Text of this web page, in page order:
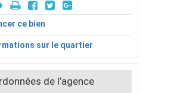
ce bien
sur le quartier
de l’agence